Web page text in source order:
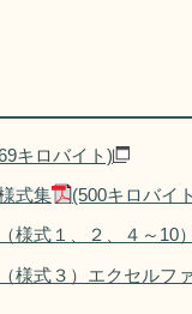
キロバイト)
式集
(500キロバイ
様式１、２、４～10
様式３）エクセルフ